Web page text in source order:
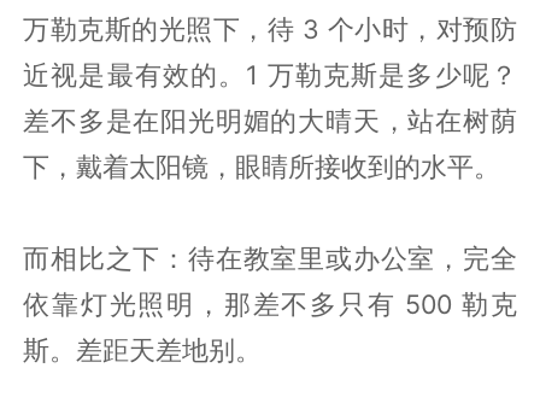
万勒克斯的光照下，待 3 个小时，对预防
近视是最有效的。1 万勒克斯是多少呢？
差不多是在阳光明媚的大晴天，站在树荫
下，戴着太阳镜，眼睛所接收到的水平。
而相比之下：待在教室里或办公室，完全
依靠灯光照明，那差不多只有 500 勒克
斯。差距天差地别。